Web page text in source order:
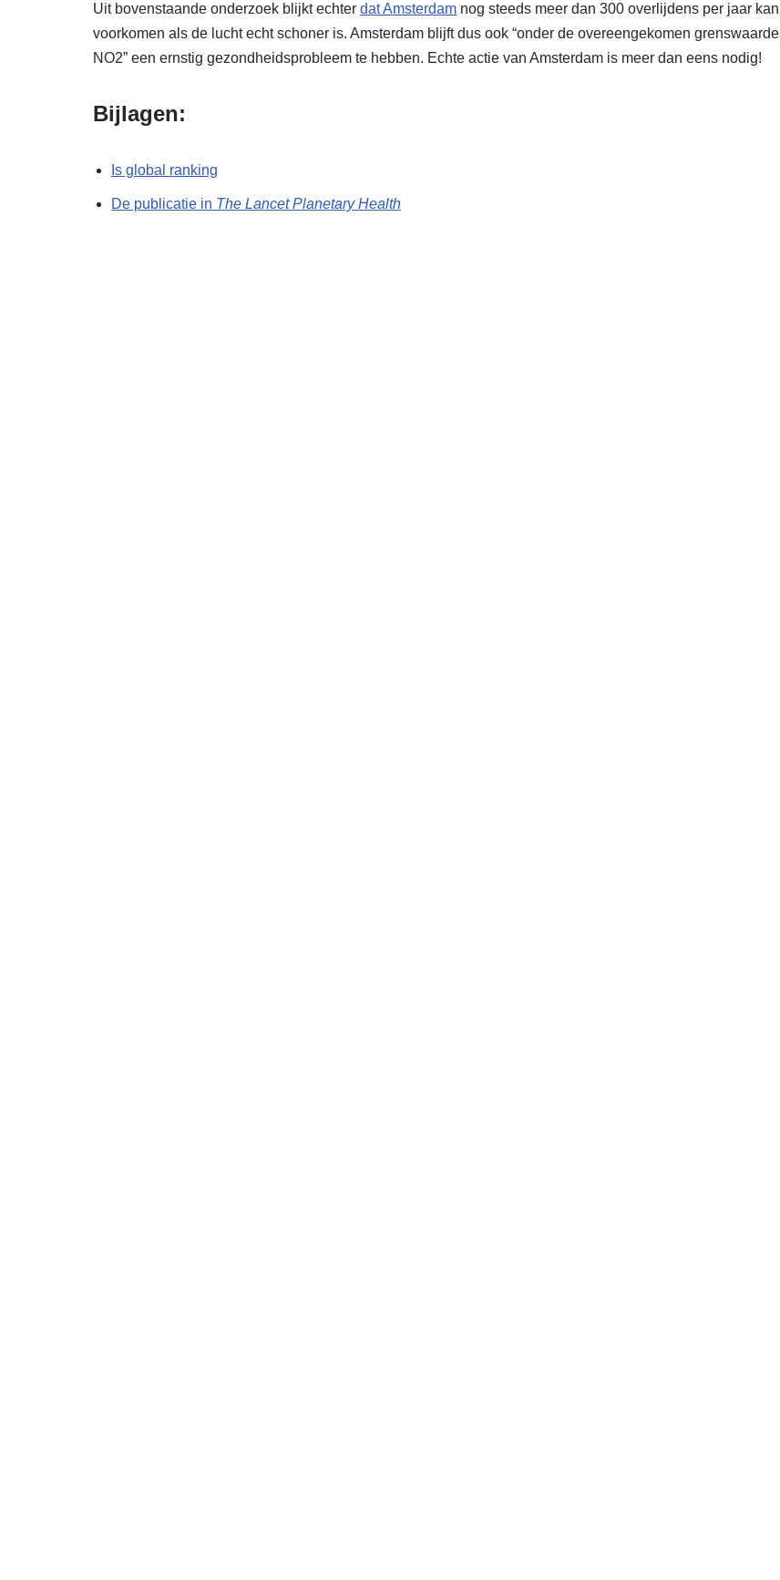
Uit bovenstaande onderzoek blijkt echter dat Amsterdam nog steeds meer dan 300 overlijdens per jaar kan
voorkomen als de lucht echt schoner is. Amsterdam blijft dus ook “onder de overeengekomen grenswaarde
NO2” een ernstig gezondheidsprobleem te hebben. Echte actie van Amsterdam is meer dan eens nodig!
Bijlagen:
Is global ranking
De publicatie in The Lancet Planetary Health